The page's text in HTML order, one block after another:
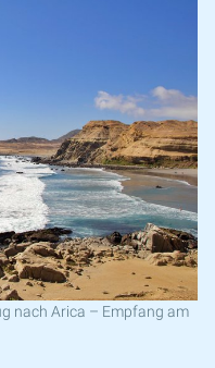
nach Arica – Empfang am